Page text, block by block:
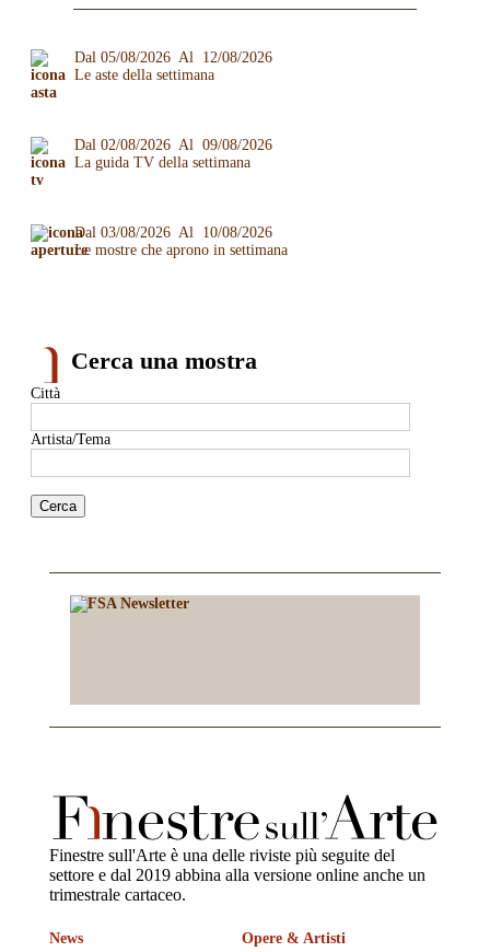
Dal 05/08/2026 Al 12/08/2026
Le aste della settimana
Dal 02/08/2026 Al 09/08/2026
La guida TV della settimana
Dal 03/08/2026 Al 10/08/2026
Le mostre che aprono in settimana
Cerca una mostra
Città
Artista/Tema
Finestre sull'Arte è una delle riviste più seguite del
settore e dal 2019 abbina alla versione online anche un
trimestrale cartaceo.
News Opere & Artisti